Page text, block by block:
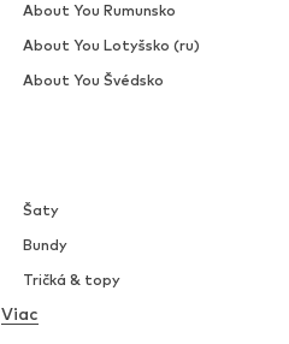
Šaty
Bundy
Tričká & topy
Bielizeň
Viac
About You Rumunsko
About You Lotyšsko (ru)
About You Švédsko